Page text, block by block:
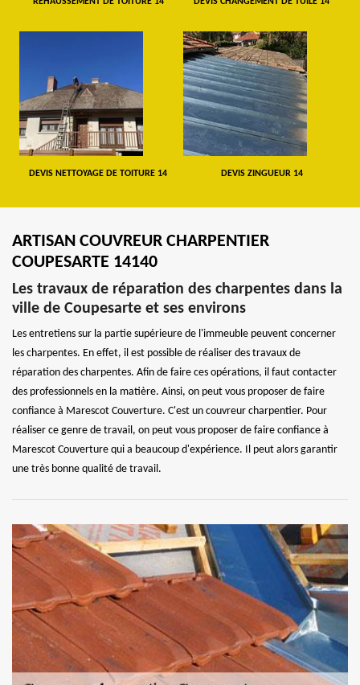
DEVIS NETTOYAGE DE TOITURE 14 DEVIS ZINGUEUR 14
ARTISAN COUVREUR CHARPENTIER
COUPESARTE 14140
Les travaux de réparation des charpentes dans la
ville de Coupesarte et ses environs
Les entretiens sur la partie supérieure de l'immeuble peuvent concerner
les charpentes. En effet, il est possible de réaliser des travaux de
réparation des charpentes. Afin de faire ces opérations, il faut contacter
des professionnels en la matière. Ainsi, on peut vous proposer de faire
confiance à Marescot Couverture. C'est un couvreur charpentier. Pour
réaliser ce genre de travail, on peut vous proposer de faire confiance à
Marescot Couverture qui a beaucoup d'expérience. Il peut alors garantir
une très bonne qualité de travail.